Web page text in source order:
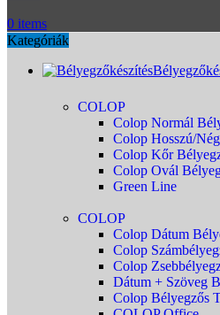
0 items
Kategóriák
COLOP
Colop Normál
Colop Hosszú/
Colop Kőr
Colop Ovál
Green Line
COLOP
Colop Dátum
Colop
Colop
Dátum + Szöveg
Colop Bélyegzős